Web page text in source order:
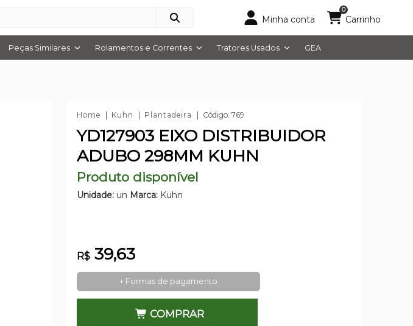
Minha conta
0
Carrinho
Peças Similares Rolamentos e Correntes Tratores Usados GEA
Home Kuhn Plantadeira Código: 769
YD127903 EIXO DISTRIBUIDOR
ADUBO 298MM KUHN
Produto disponível
Unidade: un Marca: Kuhn
R$ 39,63
+ Formas de pagamento
COMPRAR